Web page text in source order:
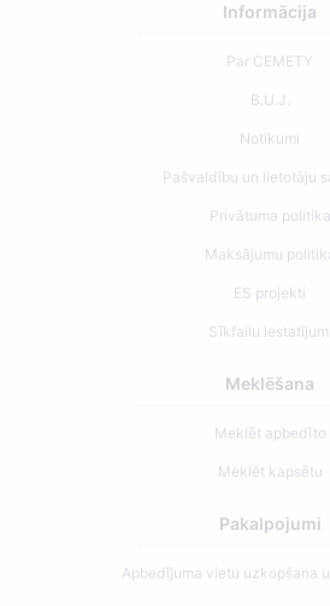
Informācija
Par CEMETY
B.U.J.
Notikumi
Pašvaldību un lietotāju
Privātuma politika
Maksājumu
ES projekti
Sīkfailu iestatījumi
Meklēšana
Meklēt apbedīto
Meklēt kapsētu
Pakalpojumi
Apbedījuma vietu uzkopšana